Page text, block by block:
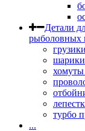
Детали
рыболовных
грузики
хомуты
турбо
...